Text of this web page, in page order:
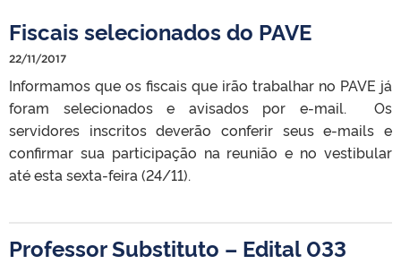
TELEFONES
Fiscais selecionados do PAVE
22/11/2017
Informamos que os fiscais que irão trabalhar no PAVE já
foram selecionados e avisados por e-mail. Os
servidores inscritos deverão conferir seus e-mails e
confirmar sua participação na reunião e no vestibular
até esta sexta-feira (24/11).
Professor Substituto – Edital 033